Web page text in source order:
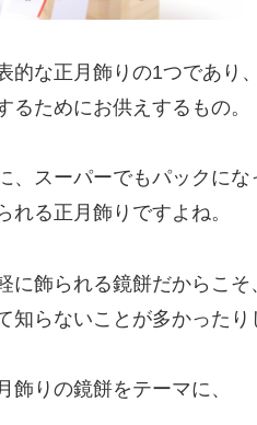
的な正月飾りの1つであり
るためにお供えするもの。
、スーパーでもパックに
れる正月飾りですよね。
に飾られる鏡餅だからこそ
知らないことが多かったり
飾りの鏡餅をテーマに、